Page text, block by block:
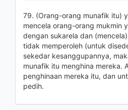
79. (Orang-orang munafik itu)
mencela orang-orang mukmin
dengan sukarela dan
tidak memperoleh (untuk
sekedar kesanggupannya,
munafik itu menghina mereka.
penghinaan mereka itu, dan
pedih.